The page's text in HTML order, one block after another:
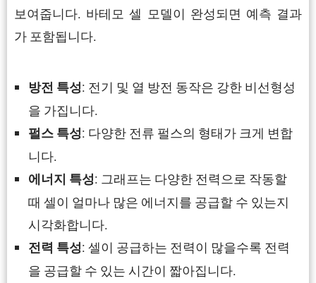
보여줍니다. 바테모 셀 모델이 완성되면 예측 결과
가 포함됩니다.
방전 특성: 전기 및 열 방전 동작은 강한 비선형성
을 가집니다.
펄스 특성: 다양한 전류 펄스의 형태가 크게 변합
니다.
에너지 특성: 그래프는 다양한 전력으로 작동할
때 셀이 얼마나 많은 에너지를 공급할 수 있는지
시각화합니다.
전력 특성: 셀이 공급하는 전력이 많을수록 전력
을 공급할 수 있는 시간이 짧아집니다.